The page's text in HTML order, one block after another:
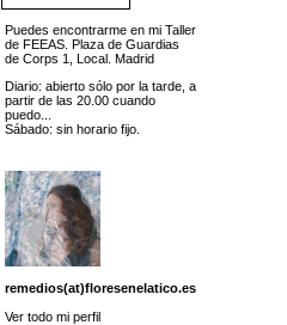
Puedes encontrarme en mi Taller
de FEEAS. Plaza de Guardias
de Corps 1, Local. Madrid
Diario: abierto sólo por la tarde, a
partir de las 20.00 cuando
puedo...
Sábado: sin horario fijo.
remedios(at)floresenelatico.es
Ver todo mi perfil